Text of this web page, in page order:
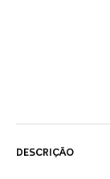
DESCRIÇÃO